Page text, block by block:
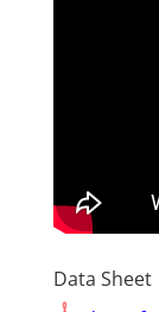
Data Sheet